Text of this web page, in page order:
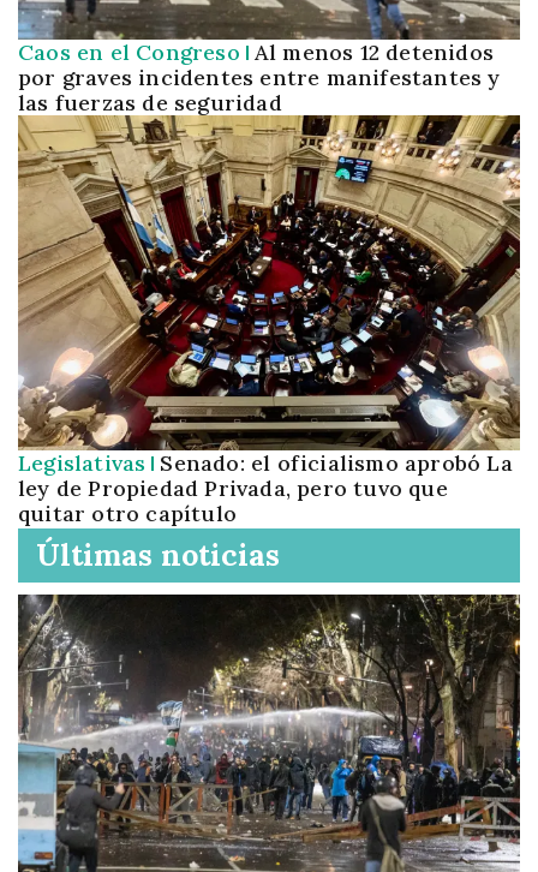
Caos en el Congreso Al menos 12 detenidos
por graves incidentes entre manifestantes y
las fuerzas de seguridad
Legislativas
Senado: el oficialismo aprobó La
ley de Propiedad Privada, pero tuvo que
quitar otro capítulo
Últimas noticias